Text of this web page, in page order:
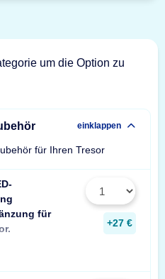
um die Option zu
einklappen
für Ihren Tresor
für
Wir empfehlen
Leuchte pro
ein Stück
+27 €